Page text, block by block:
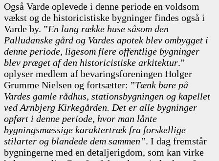
Også Varde oplevede i denne periode en voldsom
vækst og de historicistiske bygninger findes også i
Varde by. ”En lang række huse såsom den
Palludanske gård og Vardes apotek blev ombygget i
denne periode, ligesom flere offentlige bygninger
blev præget af den historicistiske arkitektur.”
oplyser medlem af bevaringsforeningen Holger
Grumme Nielsen og fortsætter: ”Tænk bare på
Vardes gamle rådhus, stationsbygningen og kapellet
ved Arnbjerg Kirkegården. Det er alle bygninger
opført i denne periode, hvor man lånte
bygningsmæssige karaktertræk fra forskellige
stilarter og blandede dem sammen”. I dag fremstår
bygningerne med en detaljerigdom, som kan virke